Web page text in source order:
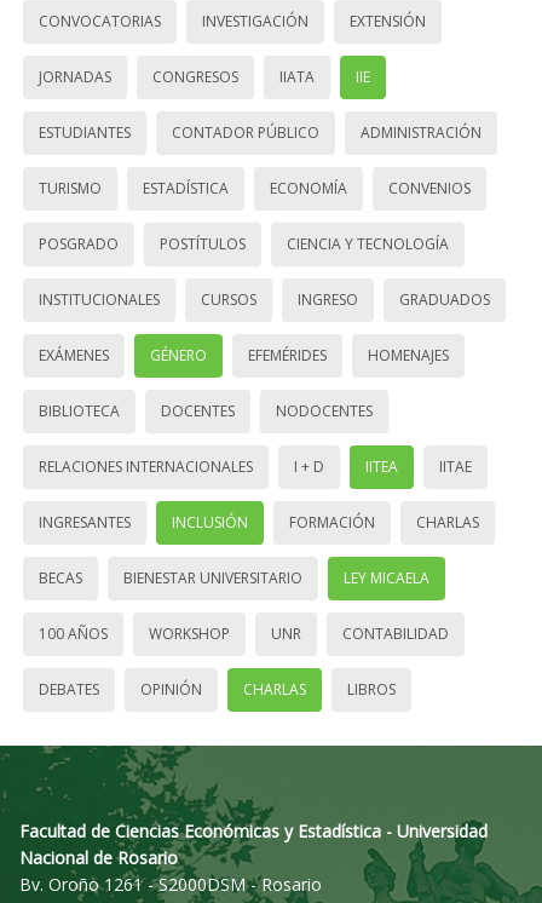
CONVOCATORIAS INVESTIGACIÓN EXTENSIÓN
JORNADAS CONGRESOS IIATA IIE
ESTUDIANTES CONTADOR PÚBLICO ADMINISTRACIÓN
TURISMO ESTADÍSTICA ECONOMÍA CONVENIOS
POSGRADO POSTÍTULOS CIENCIA Y TECNOLOGÍA
INSTITUCIONALES CURSOS INGRESO GRADUADOS
EXÁMENES GÉNERO EFEMÉRIDES HOMENAJES
BIBLIOTECA DOCENTES NODOCENTES
RELACIONES INTERNACIONALES I + D IITEA IITAE
INGRESANTES INCLUSIÓN FORMACIÓN CHARLAS
BECAS BIENESTAR UNIVERSITARIO LEY MICAELA
100 AÑOS WORKSHOP UNR CONTABILIDAD
DEBATES OPINIÓN CHARLAS LIBROS
Facultad de Ciencias Económicas y Estadística - Universidad
Nacional de Rosario
Bv. Oroño 1261 - S2000DSM - Rosario